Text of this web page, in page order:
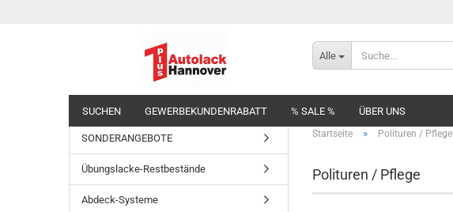
Alle
SUCHEN GEWERBEKUNDENRABATT % SALE % ÜBER UNS
Startseite » Polituren / Pflege
Polituren / Pflege
SONDERANGEBOTE
Übungslacke-Restbestände
Abdeck-Systeme